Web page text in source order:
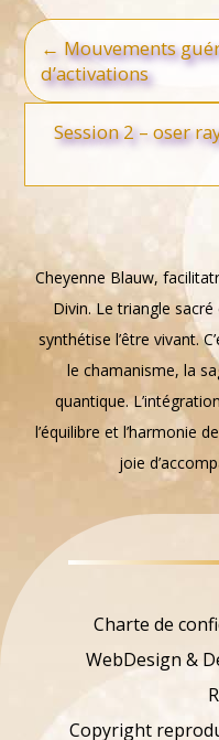
Navigation
des
articles
← Mouvements
d’activations
Session 2 – oser
Cheyenne Blauw,
Divin. Le triangle sacré
synthétise l’être vivant.
le chamanisme, la
quantique.
l’équilibre et l’harmonie
joie
Charte de
WebDesign &
Copyright